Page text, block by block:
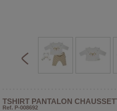
TSHIRT PANTALON
Ref. P-008692